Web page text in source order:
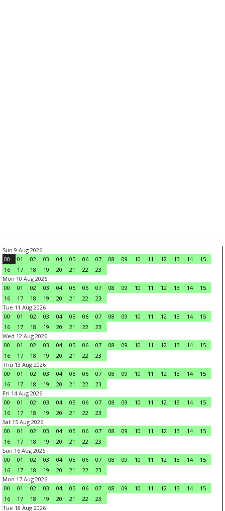
Sun 9 Aug 2026
00
01 02 03 04 05 06 07 08 09 10 11 12 13 14
15
16
17 18 19 20 21 22
23
Mon 10 Aug 2026
00
01 02 03 04 05 06 07 08 09 10 11 12 13 14
15
16
17 18 19 20 21 22
23
Tue 11 Aug 2026
00
01 02 03 04 05 06 07 08 09 10 11 12 13 14
15
16
17 18 19 20 21 22
23
Wed 12 Aug 2026
00
01 02 03 04 05 06 07 08 09 10 11 12 13 14
15
16
17 18 19 20 21 22
23
Thu 13 Aug 2026
00
01 02 03 04 05 06 07 08 09 10 11 12 13 14
15
16
17 18 19 20 21 22
23
Fri 14 Aug 2026
00
01 02 03 04 05 06 07 08 09 10 11 12 13 14
15
16
17 18 19 20 21 22
23
Sat 15 Aug 2026
00
01 02 03 04 05 06 07 08 09 10 11 12 13 14
15
16
17 18 19 20 21 22
23
Sun 16 Aug 2026
00
01 02 03 04 05 06 07 08 09 10 11 12 13 14
15
16
17 18 19 20 21 22
23
Mon 17 Aug 2026
00
01 02 03 04 05 06 07 08 09 10 11 12 13 14
15
16
17 18 19 20 21 22
23
Tue 18 Aug 2026